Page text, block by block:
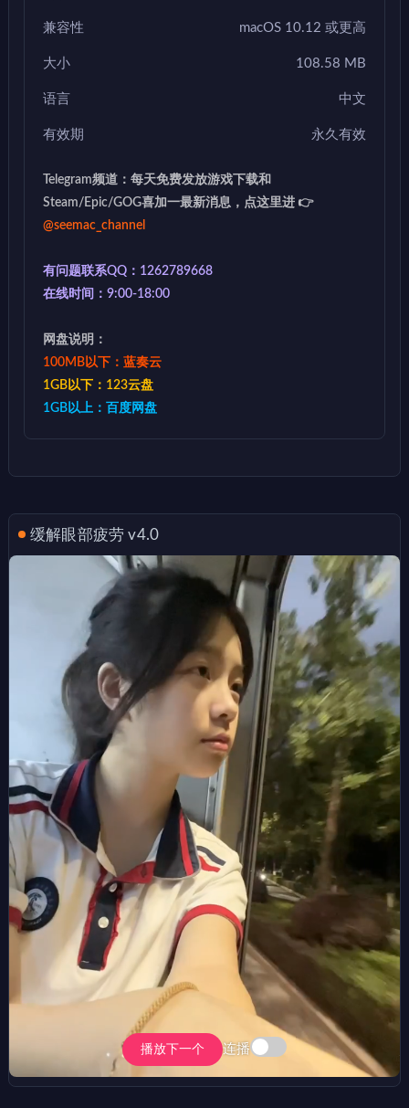
兼容性 macOS 10.12 或更高
大小 108.58 MB
语言 中文
有效期 永久有效
Telegram频道：每天免费发放游戏下载和
Steam/Epic/GOG喜加一最新消息，点这里进 👉
@seemac_channel
有问题联系QQ：1262789668
在线时间：9:00-18:00
网盘说明：
100MB以下：蓝奏云
1GB以下：123云盘
1GB以上：百度网盘
缓解眼部疲劳 v4.0
播放下一个 连播